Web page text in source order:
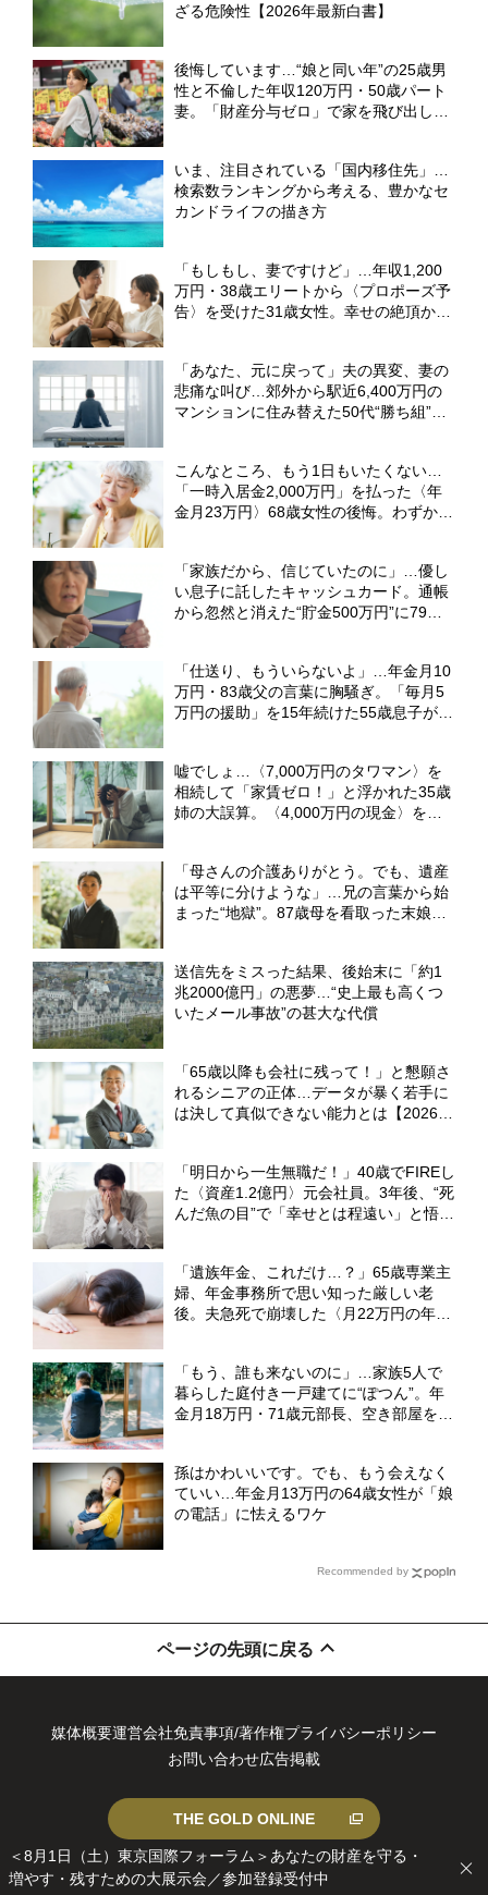
＜8月1日（土）東京国際フォーラム＞あなたの財産を守る・
増やす・残すための大展示会／参加登録受付中
ざる危険性【2026年最新白書】
後悔しています…“娘と同い年”の25歳男
性と不倫した年収120万円・50歳パート
妻。「財産分与ゼロ」で家を飛び出した
いま、注目されている「国内移住先」…
検索数ランキングから考える、豊かなセ
カンドライフの描き方
「もしもし、妻ですけど」…年収1,200
万円・38歳エリートから〈プロポーズ予
告〉を受けた31歳女性。幸せの絶頂から
「あなた、元に戻って」夫の異変、妻の
悲痛な叫び…郊外から駅近6,400万円の
マンションに住み替えた50代“勝ち組”夫
こんなところ、もう1日もいたくない…
「一時入居金2,000万円」を払った〈年
金月23万円〉68歳女性の後悔。わずか1
「家族だから、信じていたのに」…優し
い息子に託したキャッシュカード。通帳
から忽然と消えた“貯金500万円”に79歳
「仕送り、もういらないよ」…年金月10
万円・83歳父の言葉に胸騒ぎ。「毎月5
万円の援助」を15年続けた55歳息子が、
嘘でしょ…〈7,000万円のタワマン〉を
相続して「家賃ゼロ！」と浮かれた35歳
姉の大誤算。〈4,000万円の現金〉を継
「母さんの介護ありがとう。でも、遺産
は平等に分けような」…兄の言葉から始
まった“地獄”。87歳母を看取った末娘、
送信先をミスった結果、後始末に「約1
兆2000億円」の悪夢…“史上最も高くつ
いたメール事故”の甚大な代償
「65歳以降も会社に残って！」と懇願さ
れるシニアの正体…データが暴く若手に
は決して真似できない能力とは【2026年
「明日から一生無職だ！」40歳でFIREし
た〈資産1.2億円〉元会社員。3年後、“死
んだ魚の目”で「幸せとは程遠い」と悟っ
「遺族年金、これだけ…？」65歳専業主
婦、年金事務所で思い知った厳しい老
後。夫急死で崩壊した〈月22万円の年金
「もう、誰も来ないのに」…家族5人で
暮らした庭付き一戸建てに“ぽつん”。年
金月18万円・71歳元部長、空き部屋を持
孫はかわいいです。でも、もう会えなく
ていい…年金月13万円の64歳女性が「娘
の電話」に怯えるワケ
Recommended by
ページの先頭に戻る
媒体概要運営会社免責事項/著作権プライバシーポリシー
お問い合わせ広告掲載
THE GOLD ONLINE